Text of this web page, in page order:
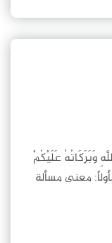
وَبَرَكَاتُهُ عَلَيْكُمْ
معنى مسألة